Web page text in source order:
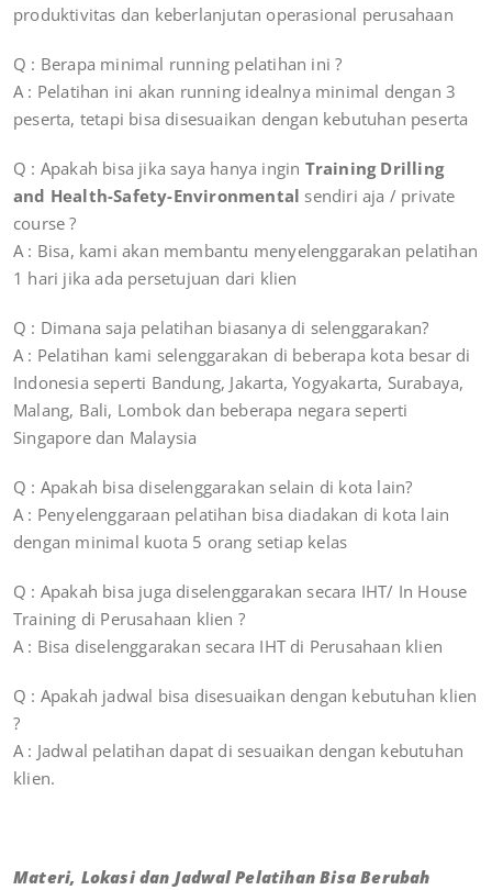
produktivitas dan keberlanjutan operasional perusahaan
Q : Berapa minimal running pelatihan ini ?
A : Pelatihan ini akan running idealnya minimal dengan 3
peserta, tetapi bisa disesuaikan dengan kebutuhan peserta
Q : Apakah bisa jika saya hanya ingin Training Drilling
and Health-Safety-Environmental sendiri aja / private
course ?
A : Bisa, kami akan membantu menyelenggarakan pelatihan
1 hari jika ada persetujuan dari klien
Q : Dimana saja pelatihan biasanya di selenggarakan?
A : Pelatihan kami selenggarakan di beberapa kota besar di
Indonesia seperti Bandung, Jakarta, Yogyakarta, Surabaya,
Malang, Bali, Lombok dan beberapa negara seperti
Singapore dan Malaysia
Q : Apakah bisa diselenggarakan selain di kota lain?
A : Penyelenggaraan pelatihan bisa diadakan di kota lain
dengan minimal kuota 5 orang setiap kelas
Q : Apakah bisa juga diselenggarakan secara IHT/ In House
Training di Perusahaan klien ?
A : Bisa diselenggarakan secara IHT di Perusahaan klien
Q : Apakah jadwal bisa disesuaikan dengan kebutuhan klien
?
A : Jadwal pelatihan dapat di sesuaikan dengan kebutuhan
klien.
Materi, Lokasi dan Jadwal Pelatihan Bisa Berubah